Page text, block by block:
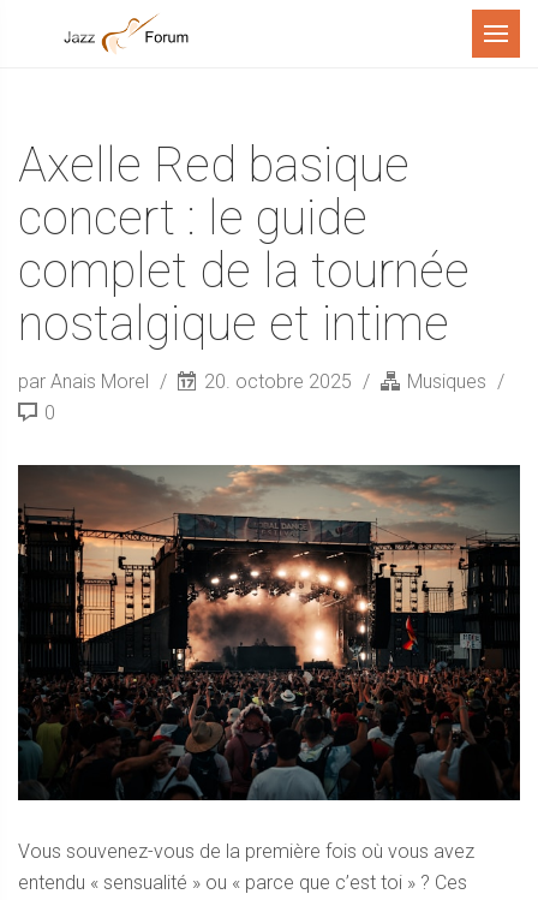
Menu
Axelle Red basique
concert : le guide
complet de la tournée
nostalgique et intime
par Anais Morel 20. octobre 2025
Musiques
0
Vous souvenez-vous de la première fois où vous avez
entendu « sensualité » ou « parce que c’est toi » ? Ces